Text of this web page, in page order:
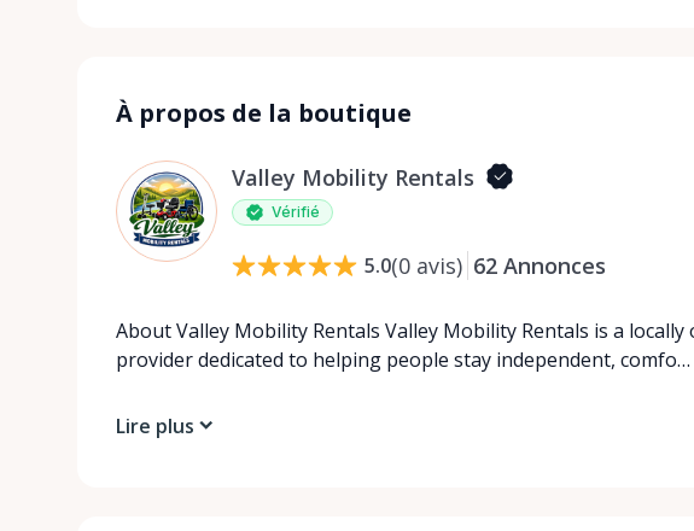
À propos de la boutique
Valley Mobility Rentals
Vérifié
5.0(0 avis) 62 Annonces
About Valley Mobility Rentals Valley Mobility Rentals is a
provider dedicated to helping people stay independent, comfo…
Lire plus